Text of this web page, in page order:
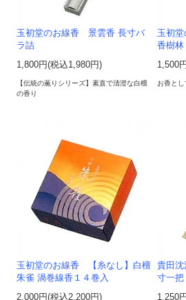
玉初堂のお線香 景雲香 長寸バ
ラ詰
1,800円(税込1,980円)
【伝統の薫りシリーズ】素直で清澄な白檀
の香り
玉初
香樹林
1,500
お香と
玉初堂のお線香 【糸なし】白檀
朱雀 渦巻線香１４巻入
2,000円(税込2,200円)
貴田
寸一把
1,250